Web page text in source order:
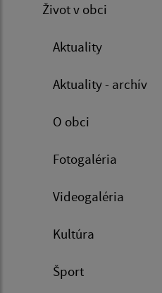
Život v obci
Aktuality
Aktuality - archív
O obci
Fotogaléria
Videogaléria
Kultúra
Šport